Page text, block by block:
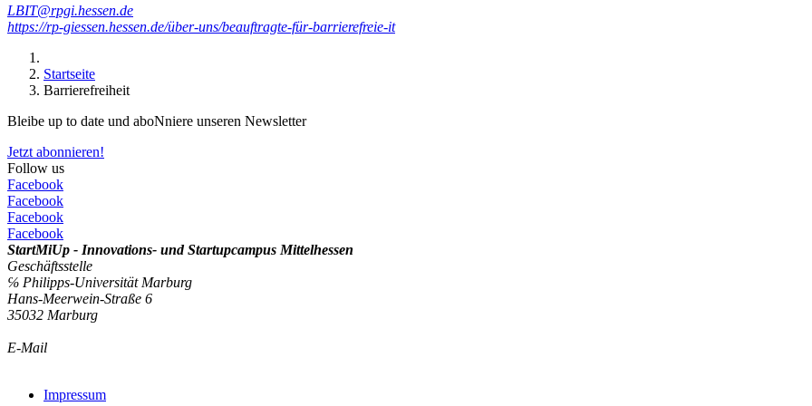
LBIT@rpgi.hessen.de
https://rp-giessen.hessen.de/über-uns/beauftragte-für-barrierefreie-it
Startseite
Barrierefreiheit
Bleibe up to date und aboNniere unseren Newsletter
Jetzt abonnieren!
Follow us
Facebook
Facebook
Facebook
Facebook
StartMiUp - Innovations- und Startupcampus Mittelhessen
Geschäftsstelle
℅ Philipps-Universität Marburg
Hans-Meerwein-Straße 6
35032 Marburg
E-Mail
Impressum